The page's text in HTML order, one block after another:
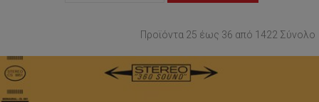
Προϊόντα 25 έως 36 από 1422 Σύνολο